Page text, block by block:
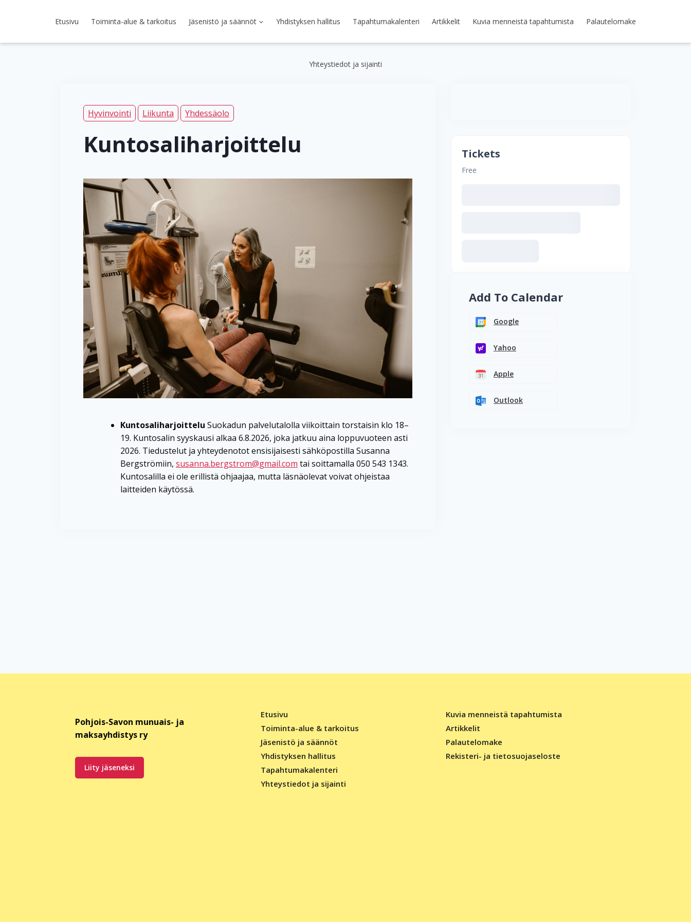
Etusivu Toiminta-alue & tarkoitus Jäsenistö ja säännöt Yhdistyksen hallitus Tapahtumakalenteri Artikkelit Kuvia menneistä tapahtumista Palautelomake
Yhteystiedot ja sijainti
Hyvinvointi Liikunta Yhdessäolo
Kuntosaliharjoittelu
Kuntosaliharjoittelu Suokadun palvelutalolla viikoittain torstaisin klo 18–
19. Kuntosalin syyskausi alkaa 6.8.2026, joka jatkuu aina loppuvuoteen asti
2026. Tiedustelut ja yhteydenotot ensisijaisesti sähköpostilla Susanna
Bergströmiin, susanna.bergstrom@gmail.com tai soittamalla 050 543 1343.
Kuntosalilla ei ole erillistä ohjaajaa, mutta läsnäolevat voivat ohjeistaa
laitteiden käytössä.
Tickets
Free
Add To Calendar
Google
Yahoo
Apple
Outlook
Pohjois-Savon munuais- ja
maksayhdistys ry
Liity jäseneksi
Etusivu
Toiminta-alue & tarkoitus
Jäsenistö ja säännöt
Yhdistyksen hallitus
Tapahtumakalenteri
Yhteystiedot ja sijainti
Kuvia menneistä tapahtumista
Artikkelit
Palautelomake
Rekisteri- ja tietosuojaseloste